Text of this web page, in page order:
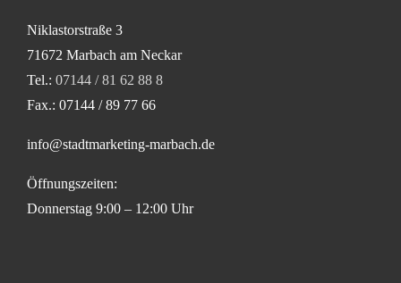
Niklastorstraße 3
71672 Marbach am Neckar
Tel.: 07144 / 81 62 88 8
Fax.: 07144 / 89 77 66
info@stadtmarketing-marbach.de
Öffnungszeiten:
Donnerstag 9:00 – 12:00 Uhr